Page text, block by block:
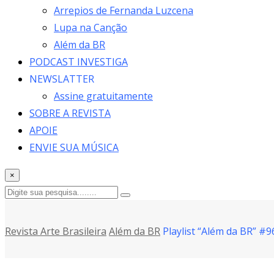
Arrepios de Fernanda Luzcena
Lupa na Canção
Além da BR
PODCAST INVESTIGA
NEWSLATTER
Assine gratuitamente
SOBRE A REVISTA
APOIE
ENVIE SUA MÚSICA
×
Revista Arte Brasileira Além da BR Playlist “Além da BR”